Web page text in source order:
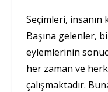
Seçimleri,
Başına gelenler,
eylemlerinin
her zaman ve
çalışmaktadır.